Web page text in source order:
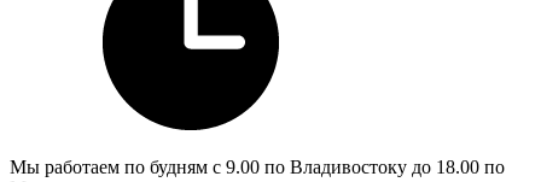
Мы работаем по будням с 9.00 по Владивостоку до 18.00 по